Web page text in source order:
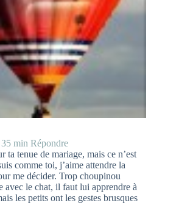
min Répondre
ta tenue de mariage, mais ce n’est
comme toi, j’aime attendre la
me décider. Trop choupinou
avec le chat, il faut lui apprendre à
les petits ont les gestes brusques